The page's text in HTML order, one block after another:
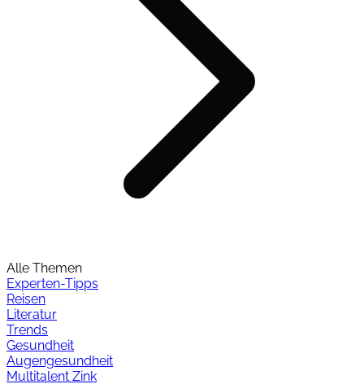
Alle Themen
Experten-Tipps
Reisen
Literatur
Trends
Gesundheit
Augengesundheit
Multitalent Zink